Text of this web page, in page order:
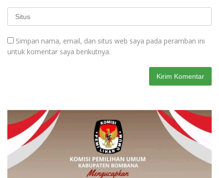
Simpan nama, email, dan situs web saya pada peramban ini
untuk komentar saya berikutnya.